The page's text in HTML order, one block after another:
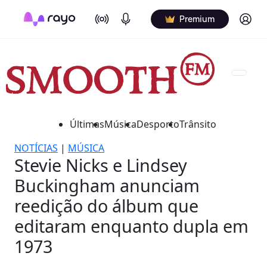
On Air Podcasts Premium Log in
ÚltimasMúsicaDesportoTrânsito
NOTÍCIAS | MÚSICA
Stevie Nicks e Lindsey
Buckingham anunciam
reedição do álbum que
editaram enquanto dupla em
1973